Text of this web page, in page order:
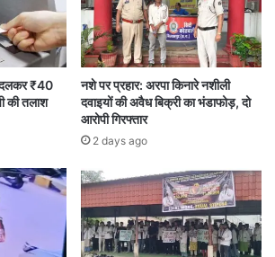
की टीम मौके पर पहुंची थी।
भूमि पर अवैध कटाई कर रहे व्यक्ति के
एवं अभद्र व्यवहार किया गया। जिसके
कटाई की जा रही थी उस पर पूर्व में
अपराध दर्ज कर कोर्ट चालान किया
₹40
की तलाश
नशे पर प्रहार: अरपा किनारे नशीली
दवाइयों की अवैध बिक्री का भंडाफोड़, दो
आरोपी गिरफ्तार
2 days ago